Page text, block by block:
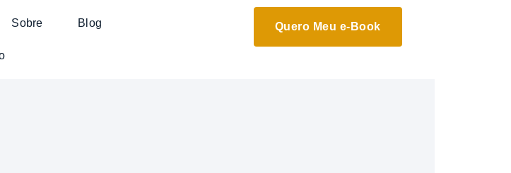
Sobre Blog Quero Meu e-Book